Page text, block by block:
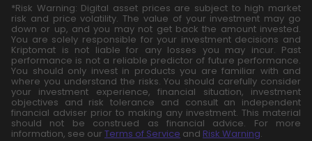
*Risk Warning: Digital asset prices are subject to high market
risk and price volatility. The value of your investment may go
down or up, and you may not get back the amount invested.
You are solely responsible for your investment decisions and
Kriptomat is not liable for any losses you may incur. Past
performance is not a reliable predictor of future performance.
You should only invest in products you are familiar with and
where you understand the risks. You should carefully consider
your investment experience, financial situation, investment
objectives and risk tolerance and consult an independent
financial adviser prior to making any investment. This material
should not be construed as financial advice. For more
information, see our Terms of Service and Risk Warning.